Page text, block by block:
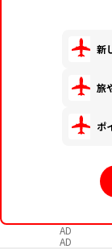
新
旅
ポ
AD
AD